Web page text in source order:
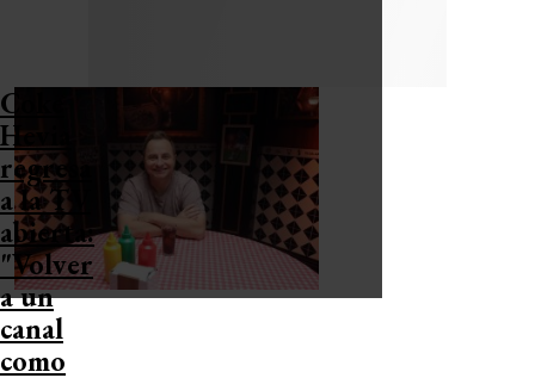
Coke
Hevia
regresa
a la TV
abierta:
"Volver
a un
canal
como